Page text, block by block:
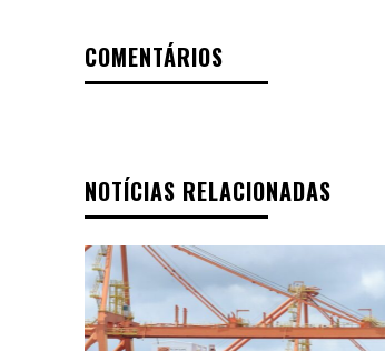
COMENTÁRIOS
NOTÍCIAS RELACIONADAS